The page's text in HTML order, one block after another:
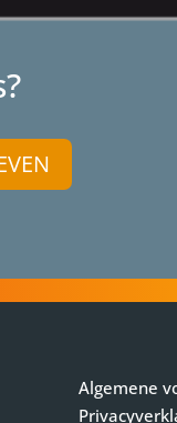
Algemene